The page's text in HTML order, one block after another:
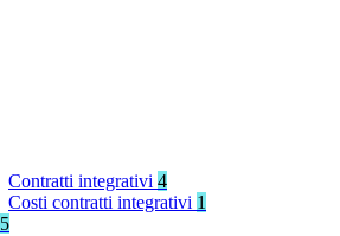
Contratti integrativi 4
Costi contratti integrativi 1
5